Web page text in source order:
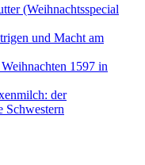
(Weihnachtsspecial
und Macht am
1597 in
der
Schwestern